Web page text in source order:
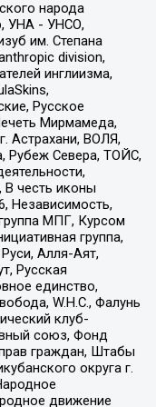
народа
УНА - УНСО,
им. Степана
division,
инглиизма,
Русское
Мирмамеда,
Астрахани, ВОЛЯ,
Рубеж Севера, ТОЙС,
честь иконы
Независимость,
МПГ, Курсом
группа,
Алля-Аят,
Русская
единство,
W.H.С., Фалунь
клуб-
союз, Фонд
граждан, Штабы
округа г.
движение